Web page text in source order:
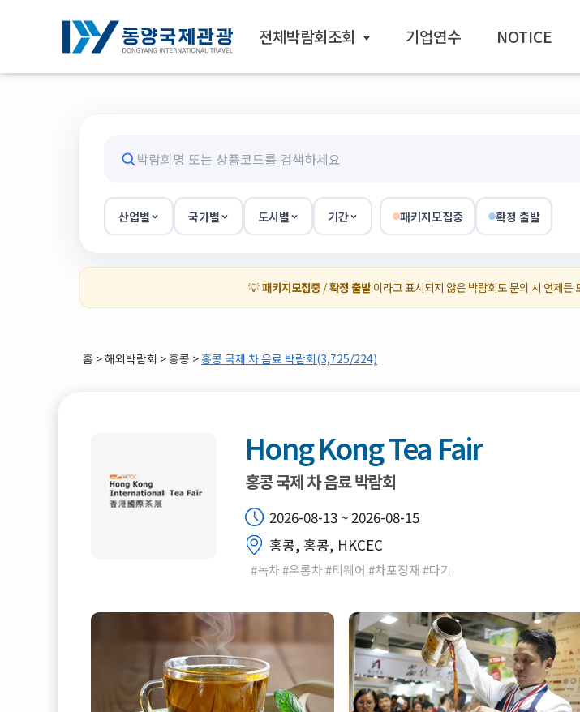
전체박람회조회 기업연수 NOTICE
산업별 국가별 도시별 기간 패키지모집중 확정 출발
💡패키지모집중/확정 출발이라고 표시되지 않은 박람회도 문의 시 언제든
홈 >해외박람회 > 홍콩 >홍콩 국제 차 음료 박람회(3,725/224)
Hong Kong Tea Fair
홍콩 국제 차 음료 박람회
2026-08-13 ~ 2026-08-15
홍콩, 홍콩, HKCEC
#녹차 #우롱차 #티웨어 #차포장재 #다기